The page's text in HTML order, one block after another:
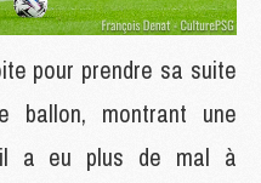
pour prendre sa suite
montrant une
il a eu plus de mal à